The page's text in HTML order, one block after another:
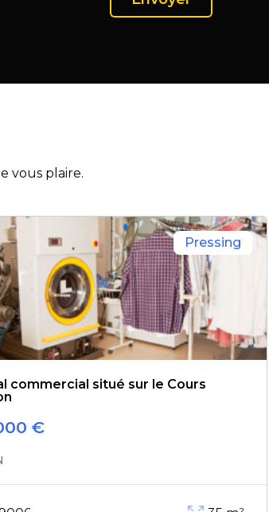
vous plaire.
Pressing
commercial situé sur le Cours
€